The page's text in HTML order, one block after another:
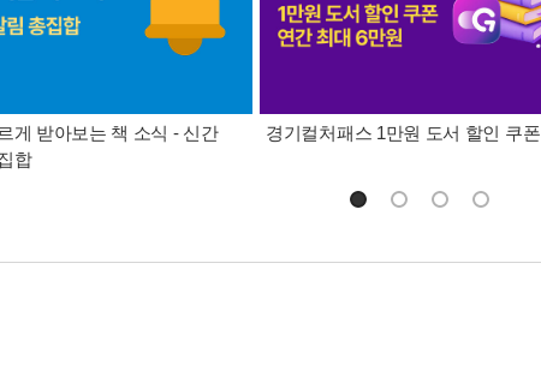
게 받아보는 책 소식 - 신간
합
경기컬처패스 1만원 도서 할인 쿠폰